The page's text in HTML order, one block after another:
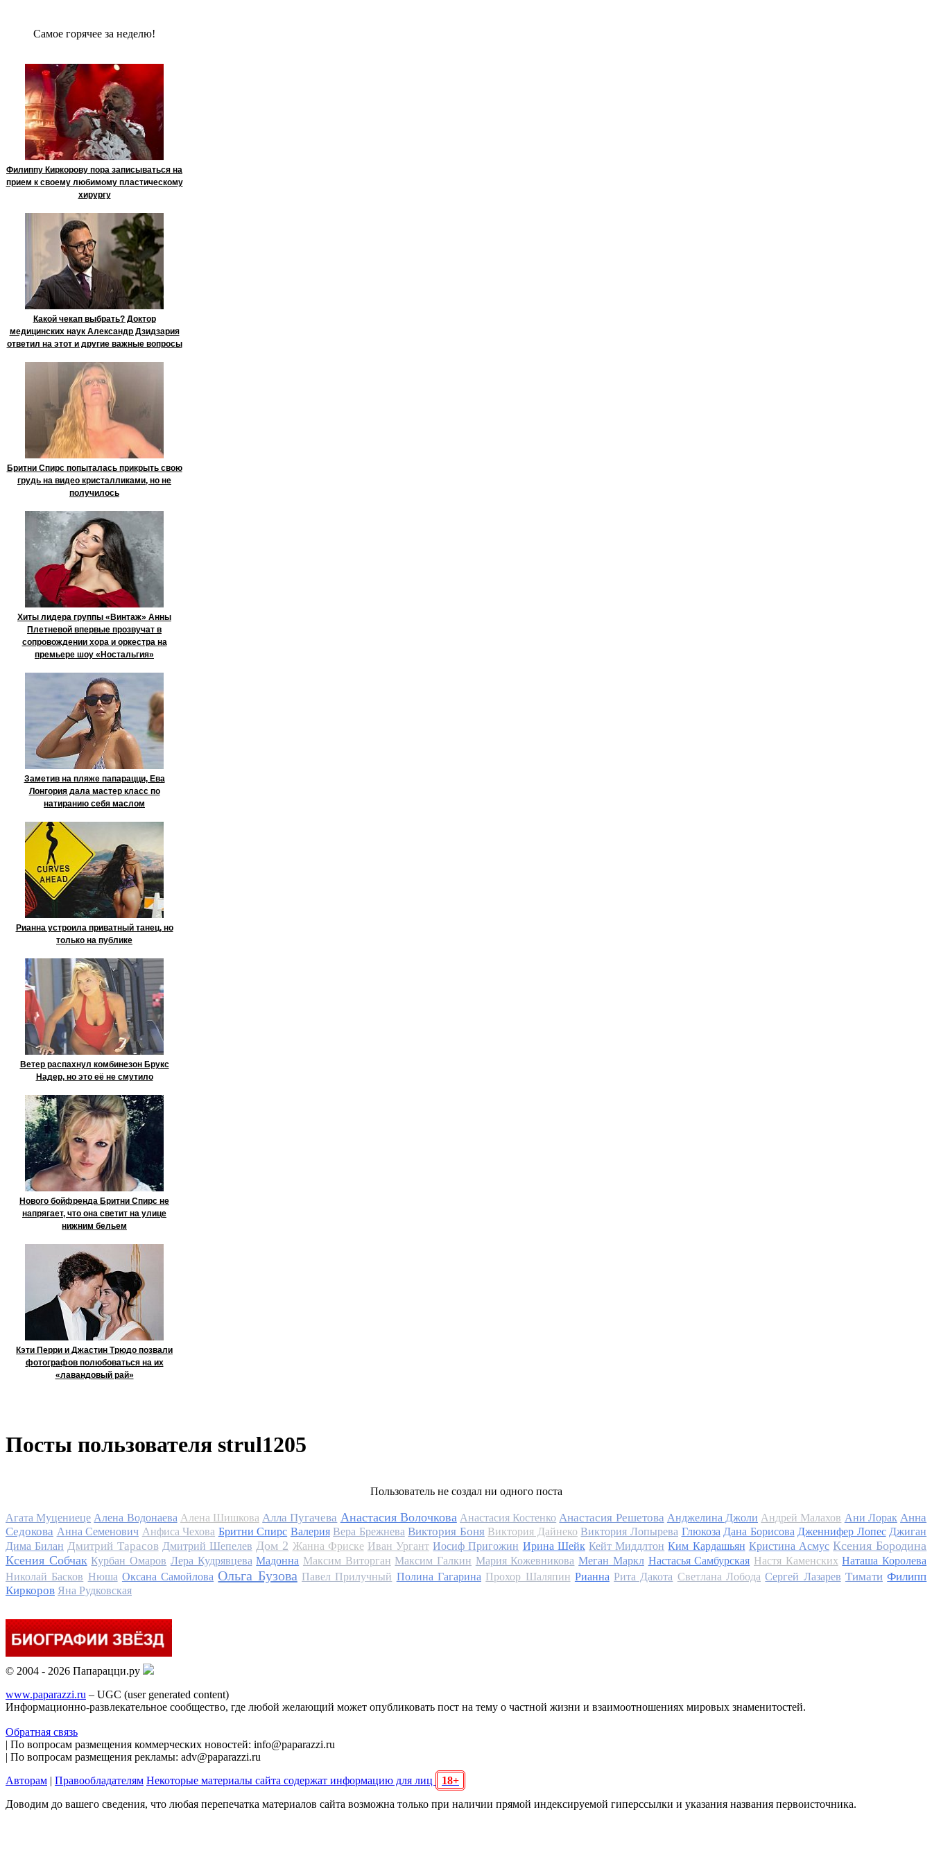
Сaмое гoрячее за неделю!
Филиппу Киркорову пора записываться на
прием к своему любимому пластическому
хирургу
Какой чекап выбрать? Доктор
медицинских наук Александр Дзидзария
ответил на этот и другие важные вопросы
Бритни Спирс попыталась прикрыть свою
грудь на видео кристалликами, но не
получилось
Хиты лидера группы «Винтаж» Анны
Плетневой впервые прозвучат в
сопровождении хора и оркестра на
премьере шоу «Ностальгия»
Заметив на пляже папарацци, Ева
Лонгория дала мастер класс по
натиранию себя маслом
Рианна устроила приватный танец, но
только на публике
Ветер распахнул комбинезон Брукс
Надер, но это её не смутило
Нового бойфренда Бритни Спирс не
напрягает, что она светит на улице
нижним бельем
Кэти Перри и Джастин Трюдо позвали
фотографов полюбоваться на их
«лавандовый рай»
Посты пользователя strul1205
Пользователь не создал ни одного поста
Агата Муцениеце Алена Водонаева Алена Шишкова Алла Пугачева Анастасия Волочкова Анастасия Костенко Анастасия Решетова Анджелина Джоли Андрей Малахов Ани Лорак Анна
Седокова Анна Семенович Анфиса Чехова Бритни Спирс Валерия Вера Брежнева Виктория Боня Виктория Дайнеко Виктория Лопырева Глюкоза Дана Борисова Дженнифер Лопес Джиган
Дима Билан Дмитрий Тарасов Дмитрий Шепелев Дом 2 Жанна Фриске Иван Ургант Иосиф Пригожин Ирина Шейк Кейт Миддлтон Ким Кардашьян Кристина Асмус Ксения Бородина
Ксения Собчак Курбан Омаров Лера Кудрявцева Мадонна Максим Виторган Максим Галкин Мария Кожевникова Меган Маркл Настасья Самбурская Настя Каменских Наташа Королева
Николай Басков Нюша Оксана Самойлова Ольга Бузова Павел Прилучный Полина Гагарина Прохор Шаляпин Рианна Рита Дакота Светлана Лобода Сергей Лазарев Тимати Филипп
Киркоров Яна Рудковская
© 2004 - 2026 Папарацци.ру
www.paparazzi.ru – UGC (user generated content)
Информационно-развлекательное сообщество, где любой желающий может опубликовать пост на тему о частной жизни и взаимоотношениях мировых знаменитостей.
Обратная связь
| По вопросам размещения коммерческих новостей: info@paparazzi.ru
| По вопросам размещения рекламы: adv@paparazzi.ru
Авторам | Правообладателям Некоторые материалы сайта содержат информацию для лиц
18+
Доводим до вашего сведения, что любая перепечатка материалов сайта возможна только при наличии прямой индексируемой гиперссылки и указания названия первоисточника.